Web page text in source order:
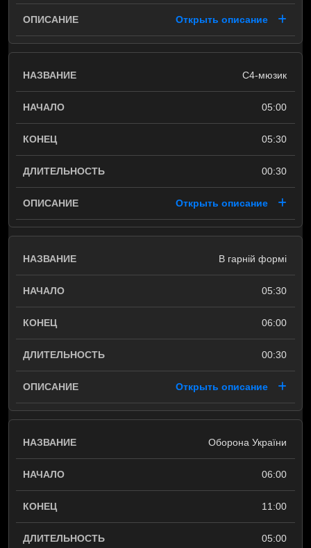
Открыть описание
С4-мюзик
05:00
05:30
00:30
Открыть описание
В гарній формі
05:30
06:00
00:30
Открыть описание
Оборона України
06:00
11:00
05:00